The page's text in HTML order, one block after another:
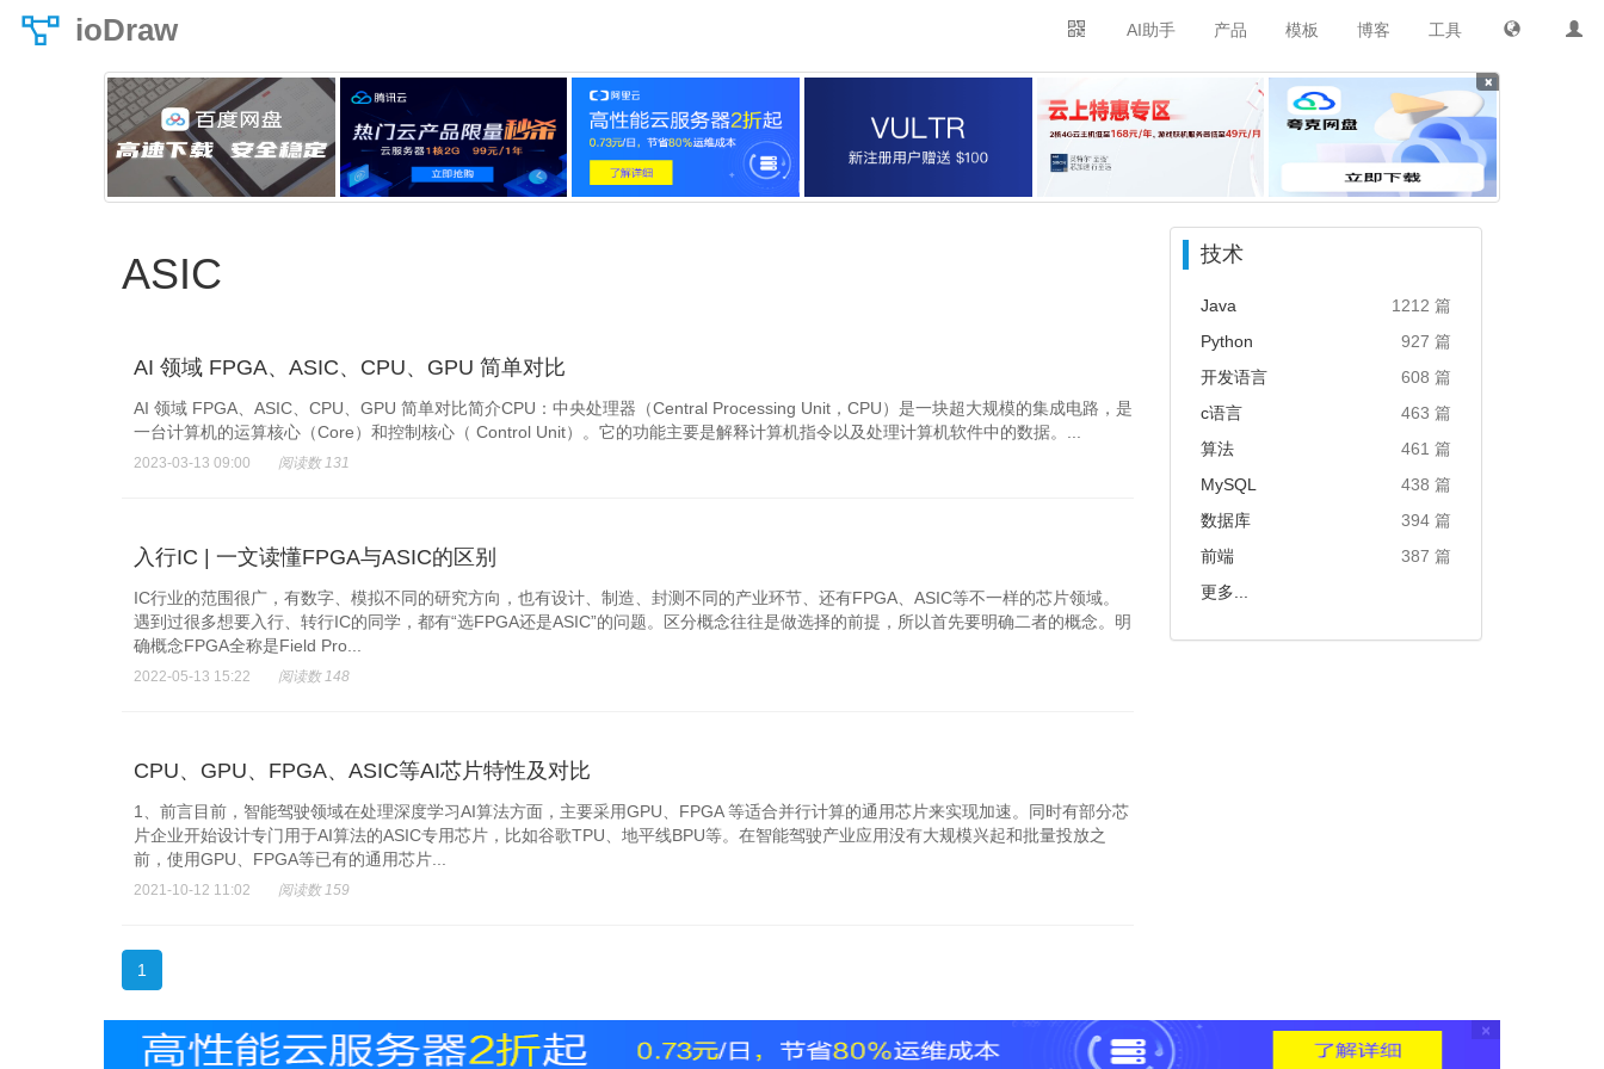
ioDraw 工具
博客
模板
产品
AI助手
×
ASIC
AI 领域 FPGA、ASIC、CPU、GPU 简单对比
AI 领域 FPGA、ASIC、CPU、GPU 简单对比简介CPU：中央处理器（Central Processing Unit，CPU）是一块超大规模的集成电路，是
一台计算机的运算核心（Core）和控制核心（ Control Unit）。它的功能主要是解释计算机指令以及处理计算机软件中的数据。...
2023-03-13 09:00 阅读数 131
入行IC | 一文读懂FPGA与ASIC的区别
IC行业的范围很广，有数字、模拟不同的研究方向，也有设计、制造、封测不同的产业环节、还有FPGA、ASIC等不一样的芯片领域。
遇到过很多想要入行、转行IC的同学，都有“选FPGA还是ASIC”的问题。区分概念往往是做选择的前提，所以首先要明确二者的概念。明
确概念FPGA全称是Field Pro...
2022-05-13 15:22 阅读数 148
CPU、GPU、FPGA、ASIC等AI芯片特性及对比
1、前言目前，智能驾驶领域在处理深度学习AI算法方面，主要采用GPU、FPGA 等适合并行计算的通用芯片来实现加速。同时有部分芯
片企业开始设计专门用于AI算法的ASIC专用芯片，比如谷歌TPU、地平线BPU等。在智能驾驶产业应用没有大规模兴起和批量投放之
前，使用GPU、FPGA等已有的通用芯片...
2021-10-12 11:02 阅读数 159
1
技术
Java
1212 篇
Python
927 篇
开发语言
608 篇
c语言
463 篇
算法
461 篇
MySQL
438 篇
数据库
394 篇
前端
387 篇
更多...
×